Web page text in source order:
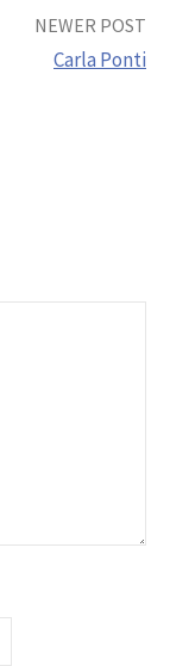
NEWER POST
Carla Ponti